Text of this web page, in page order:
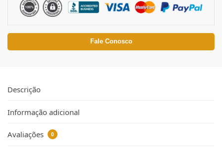
Fale Conosco
Descrição
Informação adicional
Avaliações 0